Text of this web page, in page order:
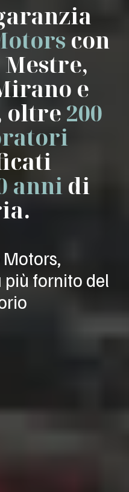
con
e
oltre 200
anni di
fornito del